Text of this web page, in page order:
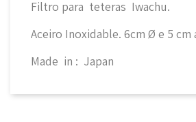
Filtro para teteras Iwachu.
Aceiro Inoxidable. 6cm Ø e 5 cm
Made in : Japan